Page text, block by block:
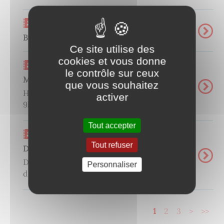
Carnet d'adresse
Bibliothèque
Carnet d'adresse
Mairie
Horaire d'ouverture Du lundi au samedi de
9h à 11h30 ...
Carnet d'adresse
Défibrillateur
Défibrillateur en libre accès en cas
d'urgence ...
1 2 3 > >>
Ce site utilise des
cookies et vous donne
le contrôle sur ceux
que vous souhaitez
activer
Tout accepter
Tout refuser
Personnaliser